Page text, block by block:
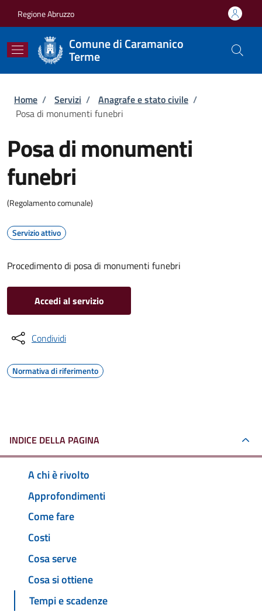
Regione Abruzzo
Comune di Caramanico
Terme
Briciole di pane
Home / Servizi / Anagrafe e stato civile /
Posa di monumenti funebri
Posa di monumenti
funebri
(Regolamento comunale)
Servizio attivo
Procedimento di posa di monumenti funebri
Accedi al servizio
Condividi
Normativa di riferimento
INDICE DELLA PAGINA
A chi è rivolto
Approfondimenti
Come fare
Costi
Cosa serve
Cosa si ottiene
Tempi e scadenze